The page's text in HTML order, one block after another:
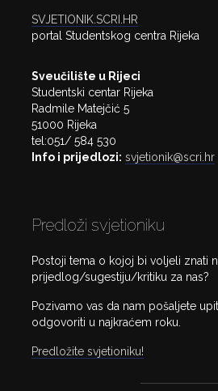
SVJETIONIK.SCRI.HR
portal Studentskog centra Rijeka
Sveučilište u Rijeci
Studentski centar Rijeka
Radmile Matejčić 5
51000 Rijeka
tel:051/ 584 530
Info i prijedlozi: svjetionik@scri.hr
Predloži svjetioniku
Postoji tema o kojoj bi voljeli znati
prijedlog/sugestiju/kritiku za nas?
Pozivamo vas da nam pošaljete
odgovoriti u najkraćem roku.
Predložite svjetioniku!